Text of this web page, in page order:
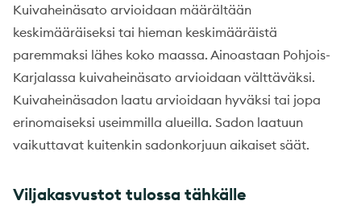
Kuivaheinäsato arvioidaan määrältään
keskimääräiseksi tai hieman keskimääräistä
paremmaksi lähes koko maassa. Ainoastaan Pohjois-
Karjalassa kuivaheinäsato arvioidaan välttäväksi.
Kuivaheinäsadon laatu arvioidaan hyväksi tai jopa
erinomaiseksi useimmilla alueilla. Sadon laatuun
vaikuttavat kuitenkin sadonkorjuun aikaiset säät.
Viljakasvustot tulossa tähkälle